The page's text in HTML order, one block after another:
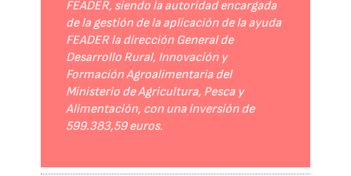
FEADER, siendo la autoridad encargada
de la gestión de la aplicación de la ayuda
FEADER la dirección General de
Desarrollo Rural, Innovación y
Formación Agroalimentaria del
Ministerio de Agricultura, Pesca y
Alimentación, con una inversión de
599.383,59 euros.